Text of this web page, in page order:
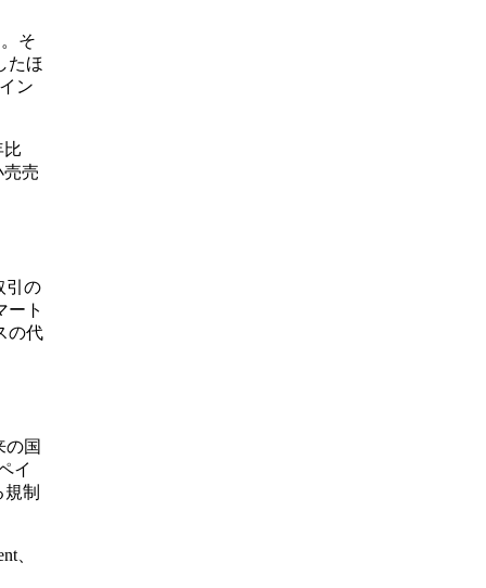
そ
たほ
ン
比
売売
引の
ート
の代
の国
イ
制
、